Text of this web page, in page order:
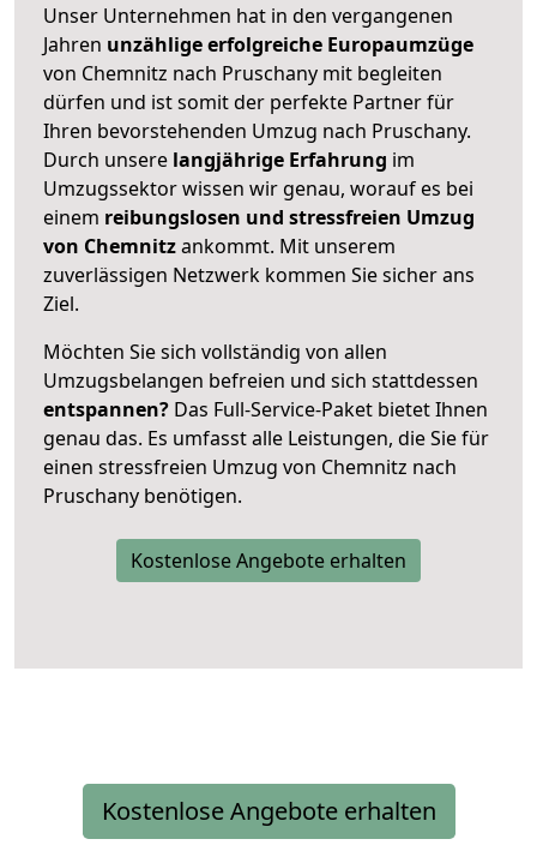
Unser Unternehmen hat in den vergangenen
Jahren unzählige erfolgreiche Europaumzüge
von Chemnitz nach Pruschany mit begleiten
dürfen und ist somit der perfekte Partner für
Ihren bevorstehenden Umzug nach Pruschany.
Durch unsere langjährige Erfahrung im
Umzugssektor wissen wir genau, worauf es bei
einem reibungslosen und stressfreien Umzug
von Chemnitzankommt. Mit unserem
zuverlässigen Netzwerk kommen Sie sicher ans
Ziel.
Möchten Sie sich vollständig von allen
Umzugsbelangen befreien und sich stattdessen
entspannen? Das Full-Service-Paket bietet Ihnen
genau das. Es umfasst alle Leistungen, die Sie für
einen stressfreien Umzug von Chemnitz nach
Pruschany benötigen.
Kostenlose Angebote erhalten
Kostenlose Angebote erhalten